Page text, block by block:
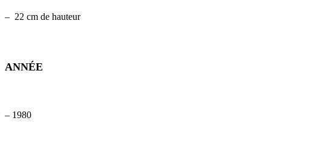
– 22 cm de hauteur
ANNÉE
– 1980